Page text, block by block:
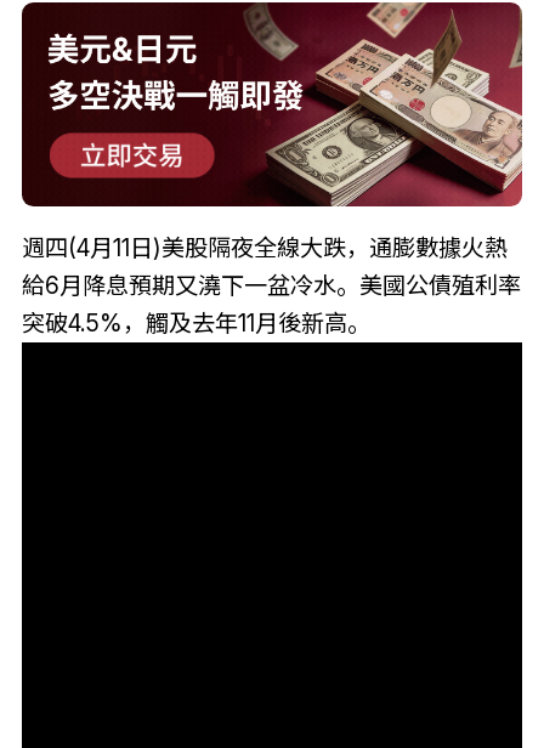
週四(4月11日)美股隔夜全線大跌，通膨數據火熱
給6月降息預期又澆下一盆冷水。美國公債殖利率
突破4.5%，觸及去年11月後新高。